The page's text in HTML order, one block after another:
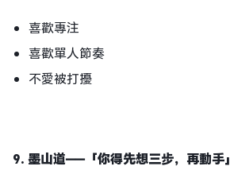
喜歡專注
喜歡單人節奏
不愛被打擾
9. 墨山道——「你得先想三步，再動手」